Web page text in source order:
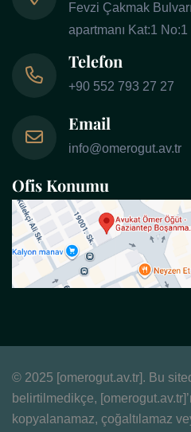
Fevzi Çakmak
apartmanı Kat:1 No:1
Telefon
+90 552 793 27 27
Email
info@omerogut.av.tr
Ofis Konumu
© 2025 [omerogut.av.tr]. Bu
belirtilmedikçe,
kopyalanamaz, çoğaltılamaz